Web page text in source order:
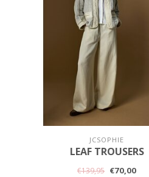
JCSOPHIE
LEAF TROUSERS
€139,95 €70,00